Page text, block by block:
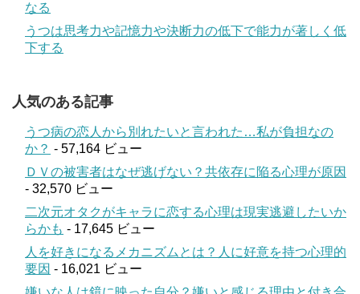
なる
うつは思考力や記憶力や決断力の低下で能力が著しく低
下する
人気のある記事
うつ病の恋人から別れたいと言われた…私が負担なの
か？ - 57,164 ビュー
ＤＶの被害者はなぜ逃げない？共依存に陥る心理が原因
- 32,570 ビュー
二次元オタクがキャラに恋する心理は現実逃避したいか
らかも - 17,645 ビュー
人を好きになるメカニズムとは？人に好意を持つ心理的
要因 - 16,021 ビュー